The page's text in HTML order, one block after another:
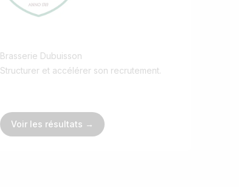
Brasserie Dubuisson
Structurer et accélérer son recrutement.
Voir les résultats →